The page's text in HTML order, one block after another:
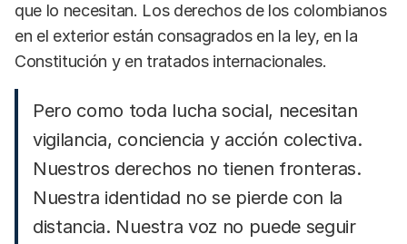
que lo necesitan. Los derechos de los colombianos
en el exterior están consagrados en la ley, en la
Constitución y en tratados internacionales.
Pero como toda lucha social, necesitan
vigilancia, conciencia y acción colectiva.
Nuestros derechos no tienen fronteras.
Nuestra identidad no se pierde con la
distancia. Nuestra voz no puede seguir